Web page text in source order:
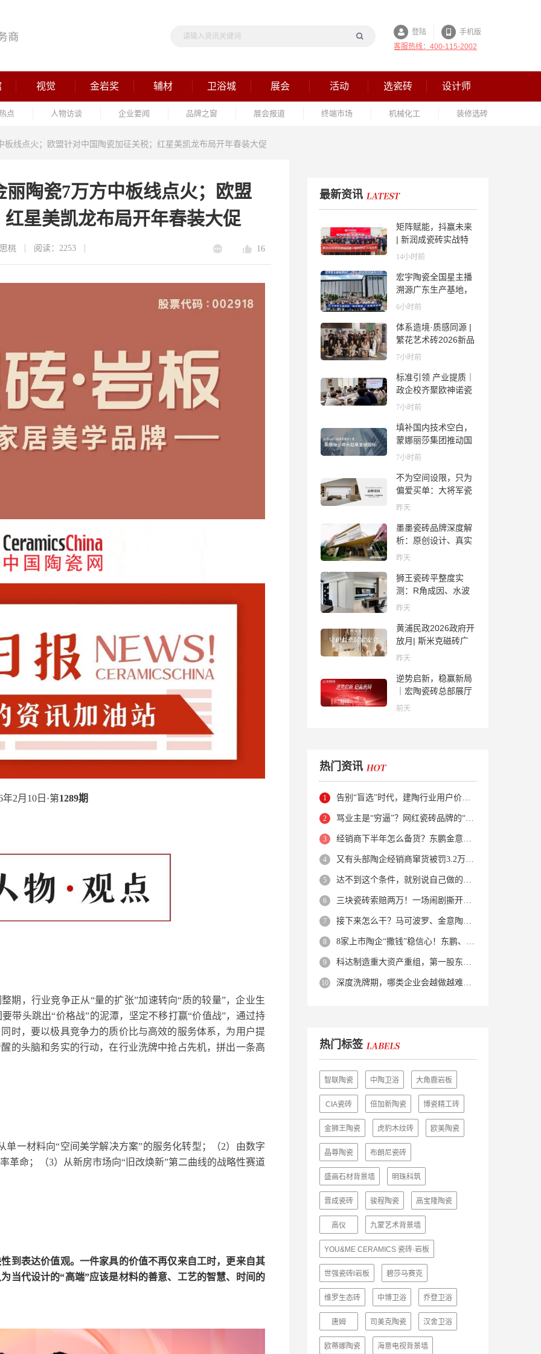
登陆
手机版
客服热线：400-115-2002
视觉 金岩奖 辅材 卫浴城 展会 活动 选瓷砖 设计师
点 人物访谈 企业要闻 品牌之窗 展会报道 终端市场 机械化工 装修选砖
线点火；欧盟针对中国陶瓷加征关税；红星美凯龙布局开年春装大促
丽陶瓷7万方中板线点火；欧盟
星美凯龙布局开年春装大促
桃 阅读：2253 16
年2月10日·第1289期
期，行业竞争正从“量的扩张”加速转向“质的较量”，企业生
带头跳出“价格战”的泥潭，坚定不移打赢“价值战”，通过持
时，要以极具竞争力的质价比与高效的服务体系，为用户提
的头脑和务实的行动，在行业洗牌中抢占先机，拼出一条高
一材料向“空间美学解决方案”的服务化转型；（2）由数字
革命；（3）从新房市场向“旧改焕新”第二曲线的战略性赛道
到表达价值观。一件家具的价值不再仅来自工时，更来自其
当代设计的“高端”应该是材料的善意、工艺的智慧、时间的
最新资讯
矩阵赋能，抖赢未来
| 新润成瓷砖实战特
训营成功举办，吹响
号！
14小时前
宏宇陶瓷全国星主播
溯源广东生产基地，
进阶ROI长效变现新
6小时前
体系造境·质感同源 |
繁花艺术砖2026新品
发布媒体见面会圆满
7小时前
标准引领 产业提质｜
政企校齐聚欧神诺瓷
砖，共探佛山陶瓷标
7小时前
填补国内技术空白，
蒙娜丽莎集团推动国
际标准落地本地国标
7小时前
不为空间设限，只为
偏爱买单：大将军瓷
砖解锁“高级哑”人居
昨天
墨墨瓷砖品牌深度解
析：原创设计、真实
质感与市场口碑全览
昨天
狮王瓷砖平整度实
测：R角成因、水波
纹真相、辊棒印解析
昨天
黄浦民政2026政府开
放月| 斯米克磁砖广
场适老化体验中心正
昨天
逆势启新，稳赢新局
｜宏陶瓷砖总部展厅
焕新升级开工大吉
前天
热门资讯
告别“盲选”时代，建陶行业用户价值正在被改写！
骂业主是“穷逼”？网红瓷砖品牌的“真实面目”被揭开了！
经销商下半年怎么备货？东鹏金意陶马可波罗等10大品牌集体亮剑
又有头部陶企经销商窜货被罚3.2万！品牌区域保护岌岌可危？
达不到这个条件，就别说自己做的是质感砖！
三块瓷砖索赔两万！一场闹剧撕开了装修“碰瓷”的遮羞布
接下来怎么干？马可波罗、金意陶、蒙娜丽莎、箭牌、欧神诺、宏宇…
8家上市陶企“撒钱”稳信心！东鹏、蒙娜丽莎等启动回购增持
科达制造重大资产重组，第一股东易主！
深度洗牌期，哪类企业会越做越难？哪类企业能逆势突围？
热门标签
智联陶瓷 中陶卫浴 大角鹿岩板
CIA瓷砖 倍加新陶瓷 博瓷精工砖
金狮王陶瓷 虎豹木纹砖 欧美陶瓷
晶尊陶瓷 布朗尼瓷砖
盛画石材背景墙 明珠科筑
晋成瓷砖 骏程陶瓷 高宝隆陶瓷
高仪 九蒙艺术背景墙
YOU&ME CERAMICS 瓷砖·岩板
世强瓷砖l岩板 碧莎马赛克
维罗生态砖 中博卫浴 乔登卫浴
唐姆 司美克陶瓷 汉舍卫浴
欧蒂娜陶瓷 海意电视背景墙